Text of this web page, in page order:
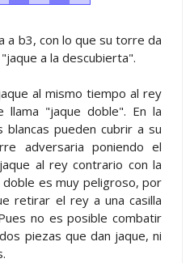
a b3, con lo que su torre da
a la descubierta".
al mismo tiempo al rey
llama "jaque doble". En la
blancas pueden cubrir a su
adversaria poniendo el
al rey contrario con la
es muy peligroso, por
retirar el rey a una casilla
no es posible combatir
piezas que dan jaque, ni